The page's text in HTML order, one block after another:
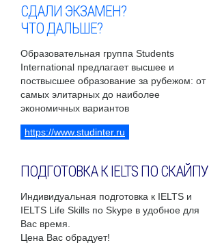
СДАЛИ ЭКЗАМЕН?
ЧТО ДАЛЬШЕ?
Образовательная группа Students
International предлагает высшее и
поствысшее образование за рубежом: от
самых элитарных до наиболее
экономичных вариантов
https://www.studinter.ru
ПОДГОТОВКА К IELTS ПО СКАЙПУ
Индивидуальная подготовка к IELTS и
IELTS Life Skills по Skype в удобное для
Вас время.
Цена Вас обрадует!